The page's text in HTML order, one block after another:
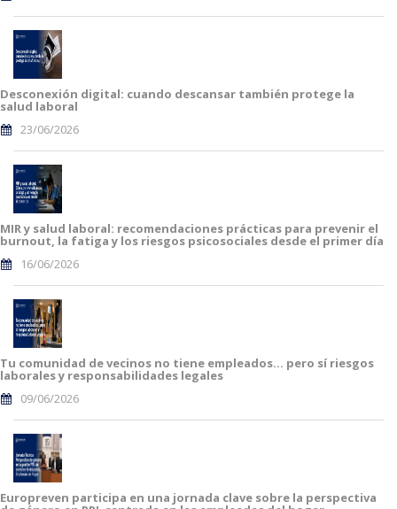
Desconexión digital: cuando descansar también protege la
salud laboral
23/06/2026
MIR y salud laboral: recomendaciones prácticas para prevenir el
burnout, la fatiga y los riesgos psicosociales desde el primer día
16/06/2026
Tu comunidad de vecinos no tiene empleados… pero sí riesgos
laborales y responsabilidades legales
09/06/2026
Europreven participa en una jornada clave sobre la perspectiva